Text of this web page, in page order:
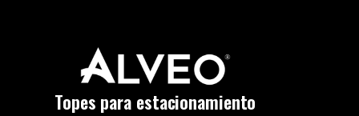
Topes para estacionamiento